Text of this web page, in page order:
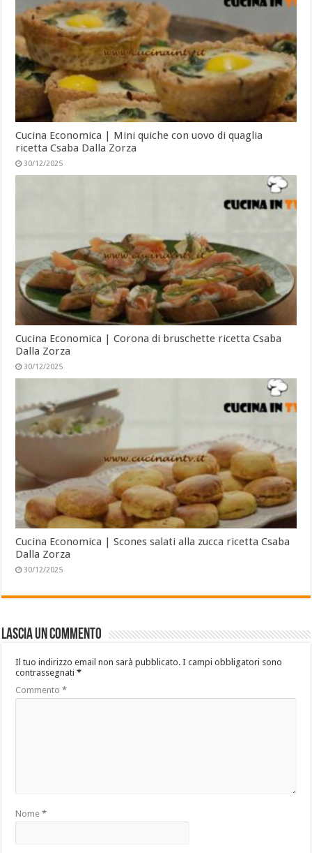
Cucina Economica | Mini quiche con uovo di quaglia
ricetta Csaba Dalla Zorza
30/12/2025
Cucina Economica | Corona di bruschette ricetta Csaba
Dalla Zorza
30/12/2025
Cucina Economica | Scones salati alla zucca ricetta Csaba
Dalla Zorza
30/12/2025
Lascia un commento
Il tuo indirizzo email non sarà pubblicato. I campi obbligatori sono
contrassegnati*
Commento*
Nome*